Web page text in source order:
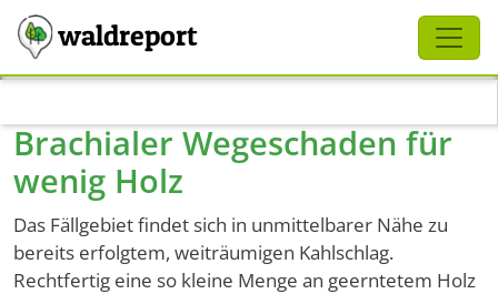
waldreport
Brachialer Wegeschaden für
wenig Holz
Das Fällgebiet findet sich in unmittelbarer Nähe zu
bereits erfolgtem, weiträumigen Kahlschlag.
Rechtfertig eine so kleine Menge an geerntetem Holz
Schliessen